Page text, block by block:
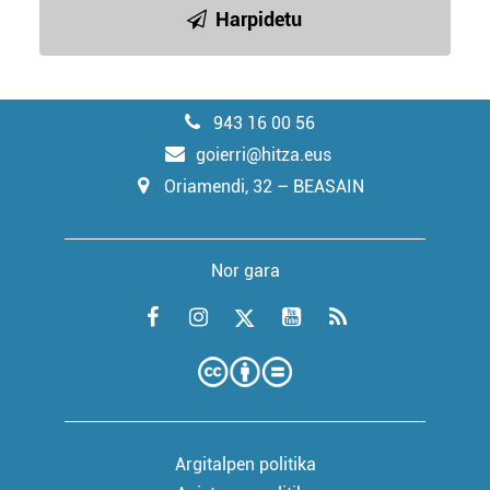
Harpidetu
943 16 00 56
goierri@hitza.eus
Oriamendi, 32 – BEASAIN
Nor gara
Argitalpen politika